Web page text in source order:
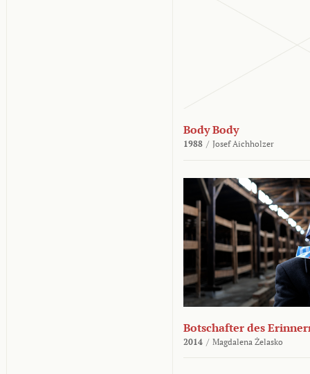
Body Body
1988 / Josef Aichholzer
Botschafter des
2014 / Magdalena Żelasko